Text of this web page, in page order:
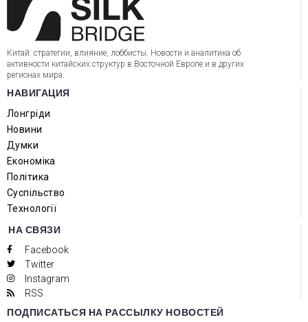
Китай: стратегии, влияние, лоббисты. Новости и аналитика об
активности китайских структур в Восточной Европе и в других
регионах мира.
НАВИГАЦИЯ
Лонгріди
Новини
Думки
Економіка
Політика
Суспільство
Технології
НА СВЯЗИ
Facebook
Twitter
Instagram
RSS
ПОДПИСАТЬСЯ НА РАССЫЛКУ НОВОСТЕЙ